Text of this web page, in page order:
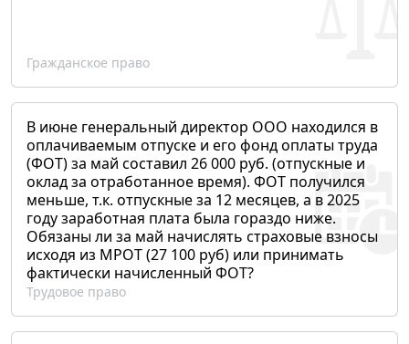
Гражданское право
В июне генеральный директор ООО находился в
оплачиваемым отпуске и его фонд оплаты труда
(ФОТ) за май составил 26 000 руб. (отпускные и
оклад за отработанное время). ФОТ получился
меньше, т.к. отпускные за 12 месяцев, а в 2025
году заработная плата была гораздо ниже.
Обязаны ли за май начислять страховые взносы
исходя из МРОТ (27 100 руб) или принимать
фактически начисленный ФОТ?
Трудовое право